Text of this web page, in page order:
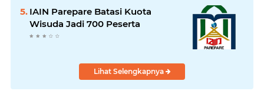
IAIN Parepare Batasi Kuota
Wisuda Jadi 700 Peserta
Lihat Selengkapnya